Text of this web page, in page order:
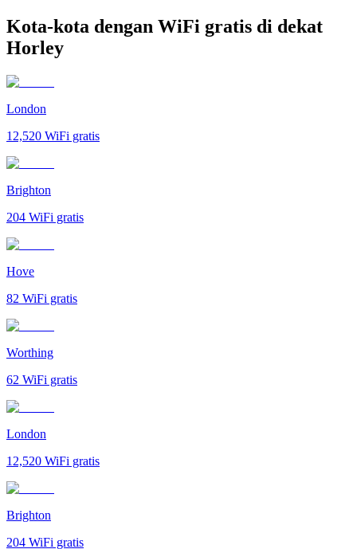
Kota-kota dengan WiFi gratis di dekat
Horley
London
12,520 WiFi gratis
Brighton
204 WiFi gratis
Hove
82 WiFi gratis
Worthing
62 WiFi gratis
London
12,520 WiFi gratis
Brighton
204 WiFi gratis